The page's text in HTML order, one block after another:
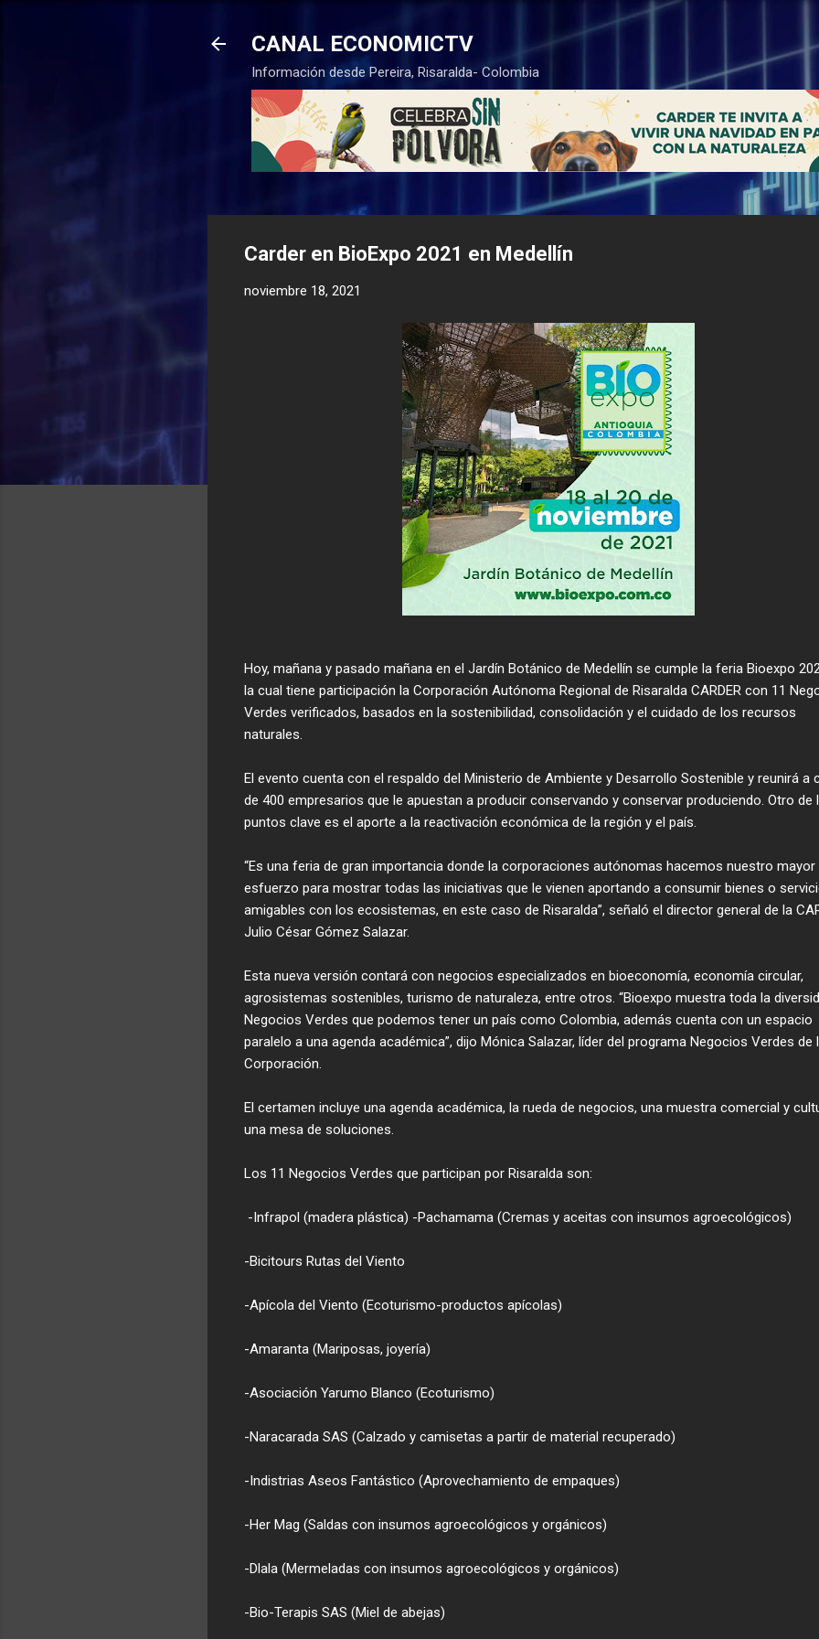
Ir al contenido principal
CANAL ECONOMICTV
Información desde Pereira, Risaralda- Colombia
Carder en BioExpo 2021 en Medellín
noviembre 18, 2021
Hoy, mañana y pasado mañana en el Jardín Botánico de Medellín se cumple la feria Bioexpo
la cual tiene participación la Corporación Autónoma Regional de Risaralda CARDER con 11
Verdes verificados, basados en la sostenibilidad, consolidación y el cuidado de los recursos
naturales.
El evento cuenta con el respaldo del Ministerio de Ambiente y Desarrollo Sostenible y reunirá a
de 400 empresarios que le apuestan a producir conservando y conservar produciendo. Otro de
puntos clave es el aporte a la reactivación económica de la región y el país.
“Es una feria de gran importancia donde la corporaciones autónomas hacemos nuestro mayor
esfuerzo para mostrar todas las iniciativas que le vienen aportando a consumir bienes o
amigables con los ecosistemas, en este caso de Risaralda”, señaló el director general de la
Julio César Gómez Salazar.
Esta nueva versión contará con negocios especializados en bioeconomía, economía circular,
agrosistemas sostenibles, turismo de naturaleza, entre otros. “Bioexpo muestra toda la
Negocios Verdes que podemos tener un país como Colombia, además cuenta con un espacio
paralelo a una agenda académica”, dijo Mónica Salazar, líder del programa Negocios Verdes de
Corporación.
El certamen incluye una agenda académica, la rueda de negocios, una muestra comercial y
una mesa de soluciones.
Los 11 Negocios Verdes que participan por Risaralda son:
-Infrapol (madera plástica) -Pachamama (Cremas y aceitas con insumos agroecológicos)
-Bicitours Rutas del Viento
-Apícola del Viento (Ecoturismo-productos apícolas)
-Amaranta (Mariposas, joyería)
-Asociación Yarumo Blanco (Ecoturismo)
-Naracarada SAS (Calzado y camisetas a partir de material recuperado)
-Indistrias Aseos Fantástico (Aprovechamiento de empaques)
-Her Mag (Saldas con insumos agroecológicos y orgánicos)
-Dlala (Mermeladas con insumos agroecológicos y orgánicos)
-Bio-Terapis SAS (Miel de abejas)